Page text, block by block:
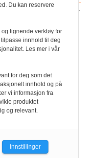
leiemarkedet
Du kan reservere
lignende verktøy for
innhold til deg
Les mer i vår
for deg som det
innhold og på
vi informasjon fra
produktet
og relevant.
Innstillinger